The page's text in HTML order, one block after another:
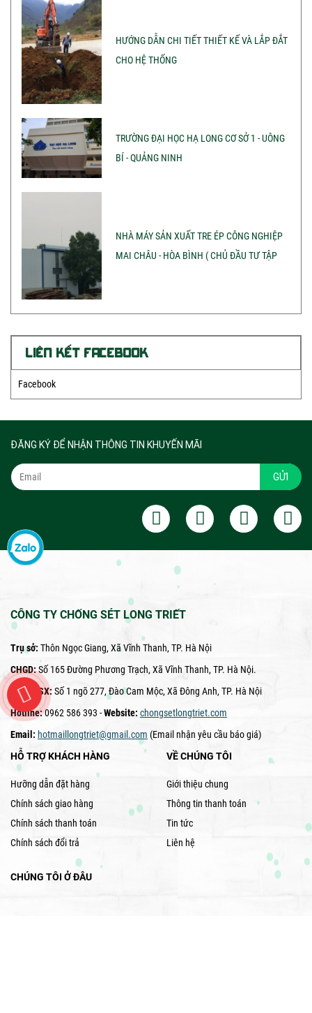
HƯỚNG DẪN CHI TIẾT THIẾT KẾ VÀ LẮP ĐẮT
CHO HỆ THỐNG
TRƯỜNG ĐẠI HỌC HẠ LONG CƠ SỞ 1 - UÔNG
BÍ - QUẢNG NINH
NHÀ MÁY SẢN XUẤT TRE ÉP CÔNG NGHIỆP
MAI CHÂU - HÒA BÌNH ( CHỦ ĐẦU TƯ TẬP
LIÊN KẾT FACEBOOK
Facebook
ĐĂNG KÝ ĐỂ NHẬN THÔNG TIN KHUYẾN MÃI
GỬI
CÔNG TY CHỐNG SÉT LONG TRIẾT
Trụ sở: Thôn Ngọc Giang, Xã Vĩnh Thanh, TP. Hà Nội
CHGD:Số 165 Đường Phương Trạch, Xã Vĩnh Thanh, TP. Hà Nội.
Xưởng SX: Số 1 ngõ 277, Đào Cam Mộc, Xã Đông Anh, TP. Hà Nội
Hotline:0962 586 393 -Website: chongsetlongtriet.com
Email: hotmaillongtriet@gmail.com (Email nhận yêu cầu báo giá)
HỖ TRỢ KHÁCH HÀNG
Hưỡng dẫn đặt hàng
Chính sách giao hàng
Chính sách thanh toán
Chính sách đổi trả
VỀ CHÚNG TÔI
Giới thiệu chung
Thông tin thanh toán
Tin tức
Liên hệ
CHÚNG TÔI Ở ĐÂU